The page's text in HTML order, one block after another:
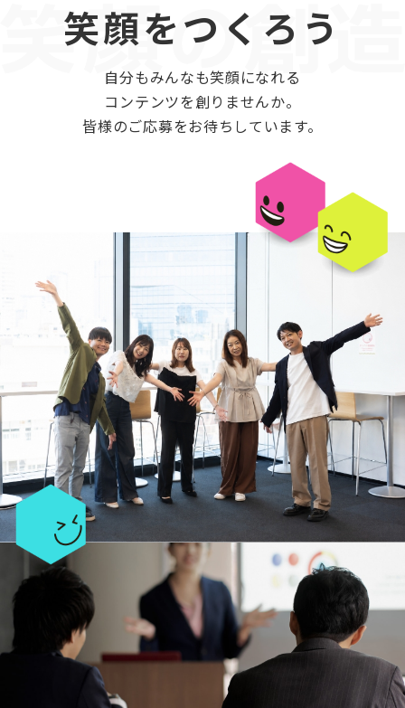
笑顔をつくろう
自分もみんなも笑顔になれる
コンテンツを創りませんか。
皆様のご応募をお待ちしています。